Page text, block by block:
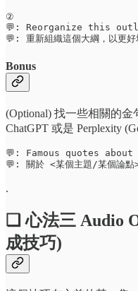
②
💬: Reorganize this
💬: 重新組織這個大綱，以更好
Bonus
(Optional) 找一些相關的
ChatGPT 或是 Perplexity
💬: Famous quotes
💬: 關於 <某個主題/某個論點
.
❏ 心法三 Audio
成技巧)